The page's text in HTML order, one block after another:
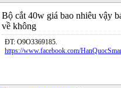
Bộ cắt 40w giá bao nhiêu vậy
về không
ĐT: O9O3369185.
https://www.facebook.com/